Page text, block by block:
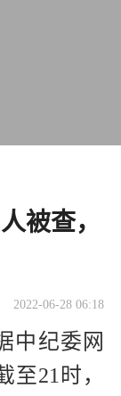
被查，
2022-06-28 06:18
中纪委网
至21时，